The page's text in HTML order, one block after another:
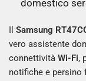
domestico
IlSamsung
vero assistente
connettivitàWi-Fi,
notifiche e persino